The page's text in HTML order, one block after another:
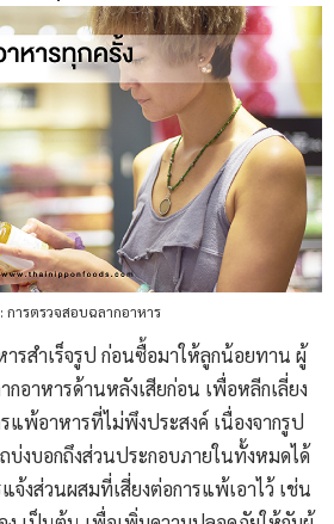
การตรวจสอบฉลากอาหาร
รสำเร็จรูป ก่อนซื้อมาให้ลูกน้อยทาน ผู้
กอาหารด้านหลังเสียก่อน เพื่อหลีกเลี่ยง
แพ้อาหารที่ไม่พึงประสงค์ เนื่องจากรูป
งบอกถึงส่วนประกอบภายในทั้งหมดได้
จ้งส่วนผสมที่เสี่ยงต่อการแพ้เอาไว้ เช่น